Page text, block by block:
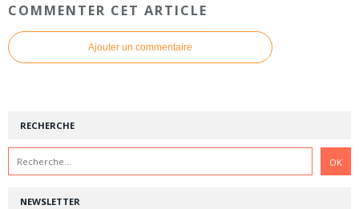
COMMENTER CET ARTICLE
Ajouter un commentaire
NEWSLETTER
RECHERCHE